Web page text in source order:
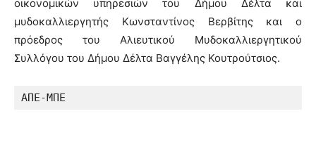
οικονομικών υπηρεσιών του Δήμου Δέλτα και
μυδοκαλλιεργητής Κωνσταντίνος Βερβίτης και ο
πρόεδρος του Αλιευτικού Μυδοκαλλιεργητικού
Συλλόγου του Δήμου Δέλτα Βαγγέλης Κουτρούτσιος.
ΑΠΕ-ΜΠΕ